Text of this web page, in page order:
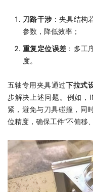
刀路干涉 ：夹具结构
参数，降低效率；
重复定位误差 ：多工
度。
五轴专用夹具通过下拉式
步解决上述问题。例如，
紧，避免与刀具碰撞，同
位精度，确保工件“不偏移